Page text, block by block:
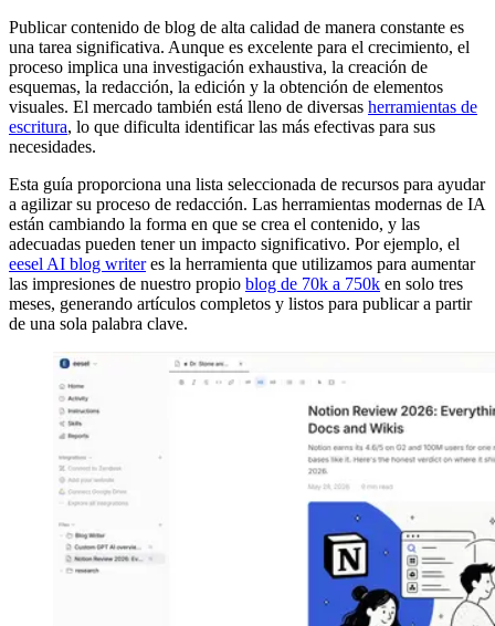
Publicar contenido de blog de alta calidad de manera constante es
una tarea significativa. Aunque es excelente para el crecimiento, el
proceso implica una investigación exhaustiva, la creación de
esquemas, la redacción, la edición y la obtención de elementos
visuales. El mercado también está lleno de diversas herramientas de
escritura, lo que dificulta identificar las más efectivas para sus
necesidades.
Esta guía proporciona una lista seleccionada de recursos para ayudar
a agilizar su proceso de redacción. Las herramientas modernas de IA
están cambiando la forma en que se crea el contenido, y las
adecuadas pueden tener un impacto significativo. Por ejemplo, el
eesel AI blog writeres la herramienta que utilizamos para aumentar
las impresiones de nuestro propio blog de 70k a 750k en solo tres
meses, generando artículos completos y listos para publicar a partir
de una sola palabra clave.